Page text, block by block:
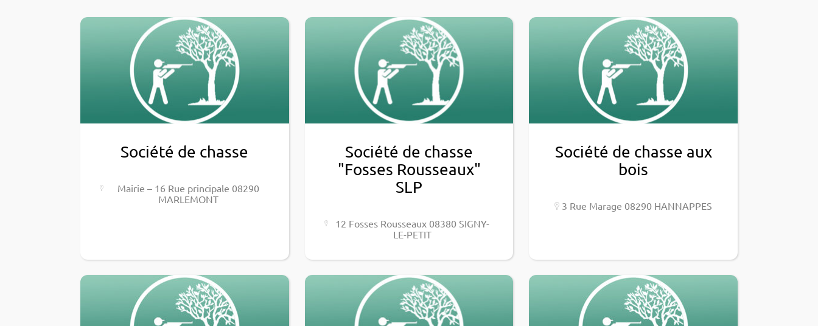
Société de chasse
Mairie – 16 Rue prin­ci­pale 08290
MARLEMONT
Société de chasse
"Fosses Rousseaux"
SLP
12 Fosses Rous­seaux 08380 SIGNY-
LE-PETIT
Société de chasse aux
bois
3 Rue Marage 08290 HANNAPPES